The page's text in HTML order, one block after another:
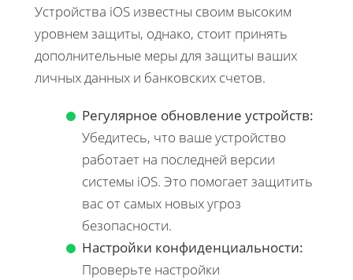
Устройства iOS известны своим высоким
уровнем защиты, однако, стоит принять
дополнительные меры для защиты ваших
личных данных и банковских счетов.
Регулярное обновление устройств:
Убедитесь, что ваше устройство
работает на последней версии
системы iOS. Это помогает защитить
вас от самых новых угроз
безопасности.
Настройки конфиденциальности:
Проверьте настройки